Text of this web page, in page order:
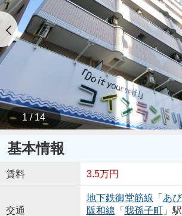
1 / 14
基本情報
賃料 3.5万円
交通
地下鉄御堂筋線 「 あ
阪和線 「 我孫子町」